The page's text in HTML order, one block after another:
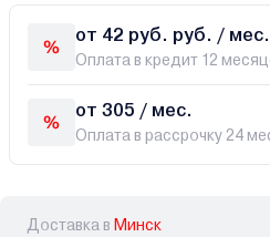
от 42 руб. руб. / мес.
Оплата в кредит 12
от 305 / мес.
Оплата в рассрочку 24
Доставка в Минск